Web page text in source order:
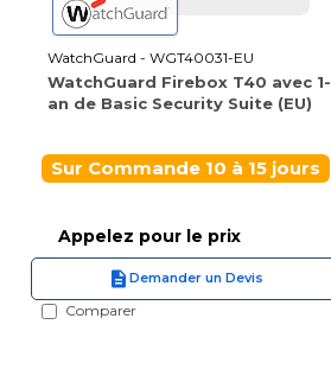
WatchGuard - WGT40031-EU
WatchGuard Firebox T40 avec 1-
an de Basic Security Suite (EU)
Sur Commande 10 à 15 jours
Appelez pour le prix
Demander un Devis
Comparer